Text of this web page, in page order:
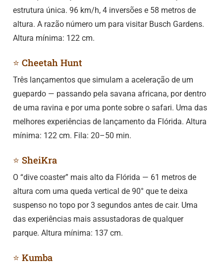
estrutura única. 96 km/h, 4 inversões e 58 metros de
altura. A razão número um para visitar Busch Gardens.
Altura mínima: 122 cm.
⭐ Cheetah Hunt
Três lançamentos que simulam a aceleração de um
guepardo — passando pela savana africana, por dentro
de uma ravina e por uma ponte sobre o safari. Uma das
melhores experiências de lançamento da Flórida. Altura
mínima: 122 cm. Fila: 20–50 min.
⭐ SheiKra
O “dive coaster” mais alto da Flórida — 61 metros de
altura com uma queda vertical de 90° que te deixa
suspenso no topo por 3 segundos antes de cair. Uma
das experiências mais assustadoras de qualquer
parque. Altura mínima: 137 cm.
⭐ Kumba